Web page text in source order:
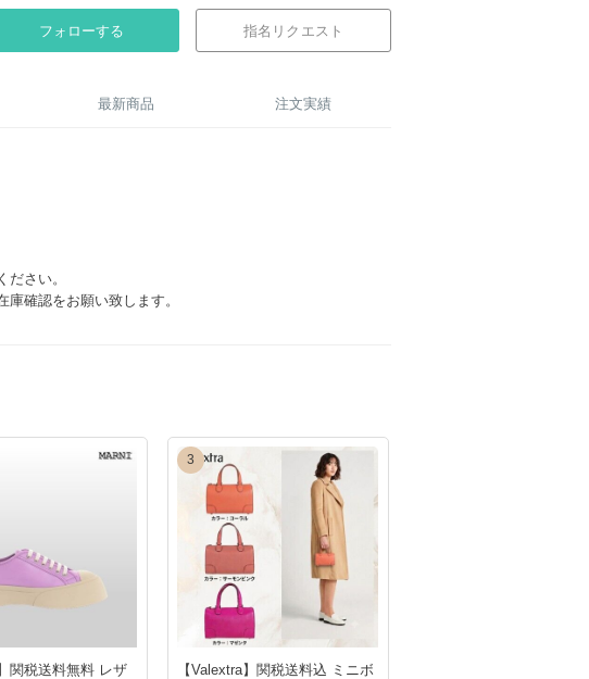
フォローする 指名リクエスト
最新商品 注文実績
ださい。
確認をお願い致します。
関税送料無料 レザ
3
【Valextra】関税送料込 ミニボ